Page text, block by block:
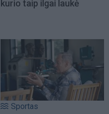
kurio taip ilgai laukė
Sportas